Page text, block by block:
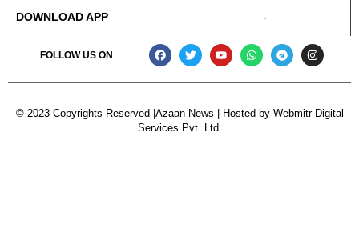
DOWNLOAD APP
FOLLOW US ON
© 2023 Copyrights Reserved |Azaan News | Hosted by Webmitr Digital
Services Pvt. Ltd.